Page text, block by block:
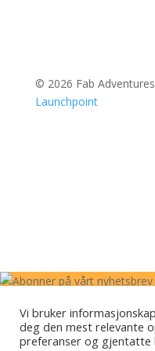
© 2026 Fab
Launchpoint
Vi bruker
deg den mest relevante
preferanser og gjentatte
Bli med på vår mailingliste
oppdateringene fra teamet